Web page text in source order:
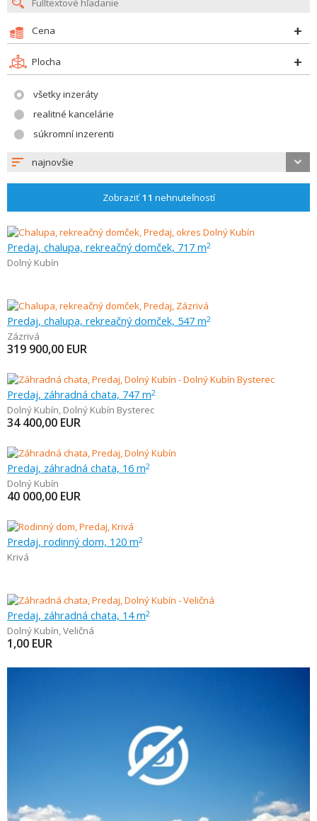
Cena
Plocha
všetky inzeráty
realitné kancelárie
súkromní inzerenti
najnovšie
Zobraziť11 nehnuteľností
Predaj, chalupa, rekreačný domček, 717 m2
Dolný Kubín
Predaj, chalupa, rekreačný domček, 547 m2
Zázrivá
319 900,00 EUR
Predaj, záhradná chata, 747 m2
Dolný Kubín, Dolný Kubín Bysterec
34 400,00 EUR
Predaj, záhradná chata, 16 m2
Dolný Kubín
40 000,00 EUR
Predaj, rodinný dom, 120 m2
Krivá
Predaj, záhradná chata, 14 m2
Dolný Kubín,Veličná
1,00 EUR